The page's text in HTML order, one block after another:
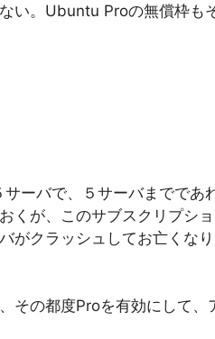
い。Ubuntu Proの無償枠も
ーバで、５サーバまでであ
くが、このサブスクリプシ
がクラッシュしてお亡くな
その都度Proを有効にして